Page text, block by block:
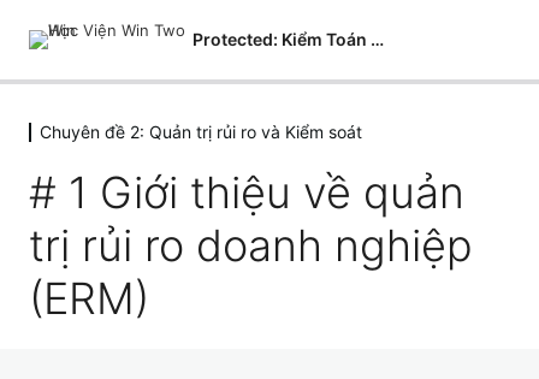
Protected: Kiểm Toán Nội Bộ
Chuyên đề 1: Nền Tảng kề kiểm toán
nội Bộ
2 lessons
Chuyên đề 2: Quản trị rủi ro và Kiểm
soát
# 1 Giới thiệu về quản trị rủi ro doanh nghiệp (ERM)
Chuyên đề 2: Quản trị rủi ro và Kiểm soát
# 1 Giới thiệu về quản
trị rủi ro doanh nghiệp
(ERM)